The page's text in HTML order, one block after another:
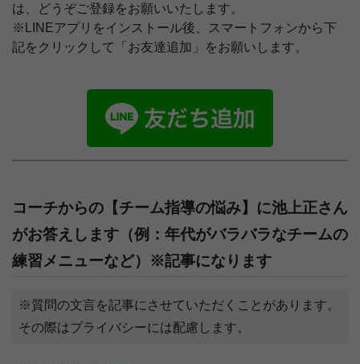
は、どうぞご登録をお願いいたします。
※LINEアプリをインストール後、スマートフォンから下
記をクリックして「お友達追加」をお願いします。
コーチからの【チーム指導の悩み】に池上正さん
がお答えします（例：年代がバラバラなチームの
練習メニューなど）※記事になります
※質問の文言を記事にさせていただくことがあります。
その際はプライバシーには配慮します。